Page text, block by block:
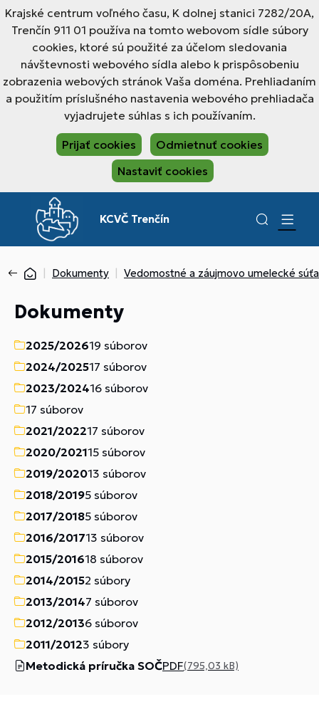
Krajské centrum voľného času, K dolnej stanici 7282/20A,
Trenčín 911 01 používa na tomto webovom sídle súbory
cookies, ktoré sú použité za účelom sledovania
návštevnosti webového sídla alebo k prispôsobeniu
zobrazenia webových stránok Vaša doména. Prehliadaním
a použitím príslušného nastavenia webového prehliadača
vyjadrujete súhlas s ich používaním.
Prijať cookies
Odmietnuť cookies
Nastaviť cookies
KCVČ Trenčín
Dokumenty Vedomostné a záujmovo umelecké
Dokumenty
2025/202619 súborov
2024/202517 súborov
2023/202416 súborov
17 súborov
2021/202217 súborov
2020/202115 súborov
2019/202013 súborov
2018/20195 súborov
2017/20185 súborov
2016/201713 súborov
2015/201618 súborov
2014/20152 súbory
2013/20147 súborov
2012/20136 súborov
2011/20123 súbory
Metodická príručka SOČPDF(795,03 kB)